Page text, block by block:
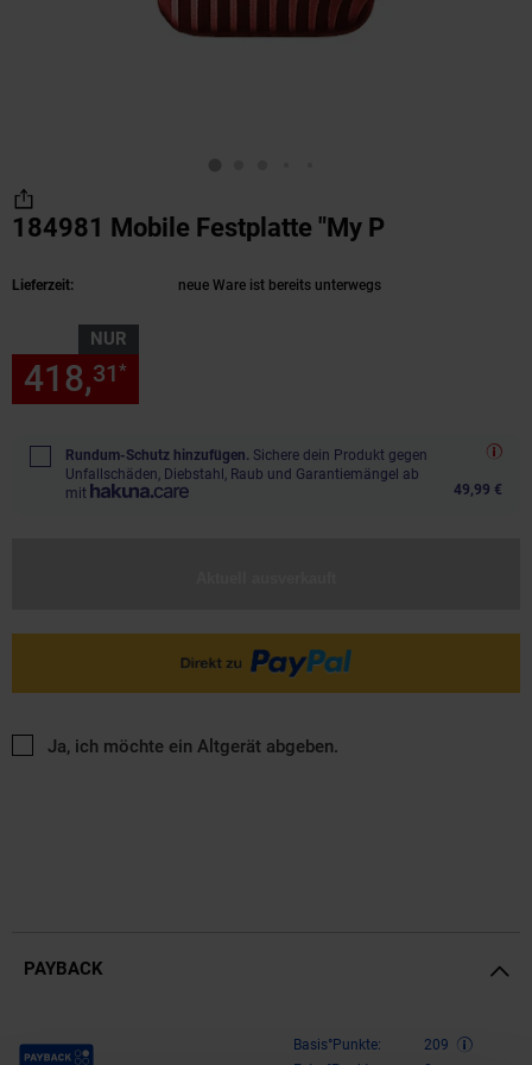
184981 Mobile Festplatte "My P
Lieferzeit: neue Ware ist bereits unterwegs
NUR
418,31*
Rundum-Schutz hinzufügen. Sichere dein Produkt gegen
Unfallschäden, Diebstahl, Raub und Garantiemängel ab
mit
49,99 €
Ja, ich möchte ein Altgerät abgeben.
PAYBACK
Payback Punkte Basis°Punkte:
209